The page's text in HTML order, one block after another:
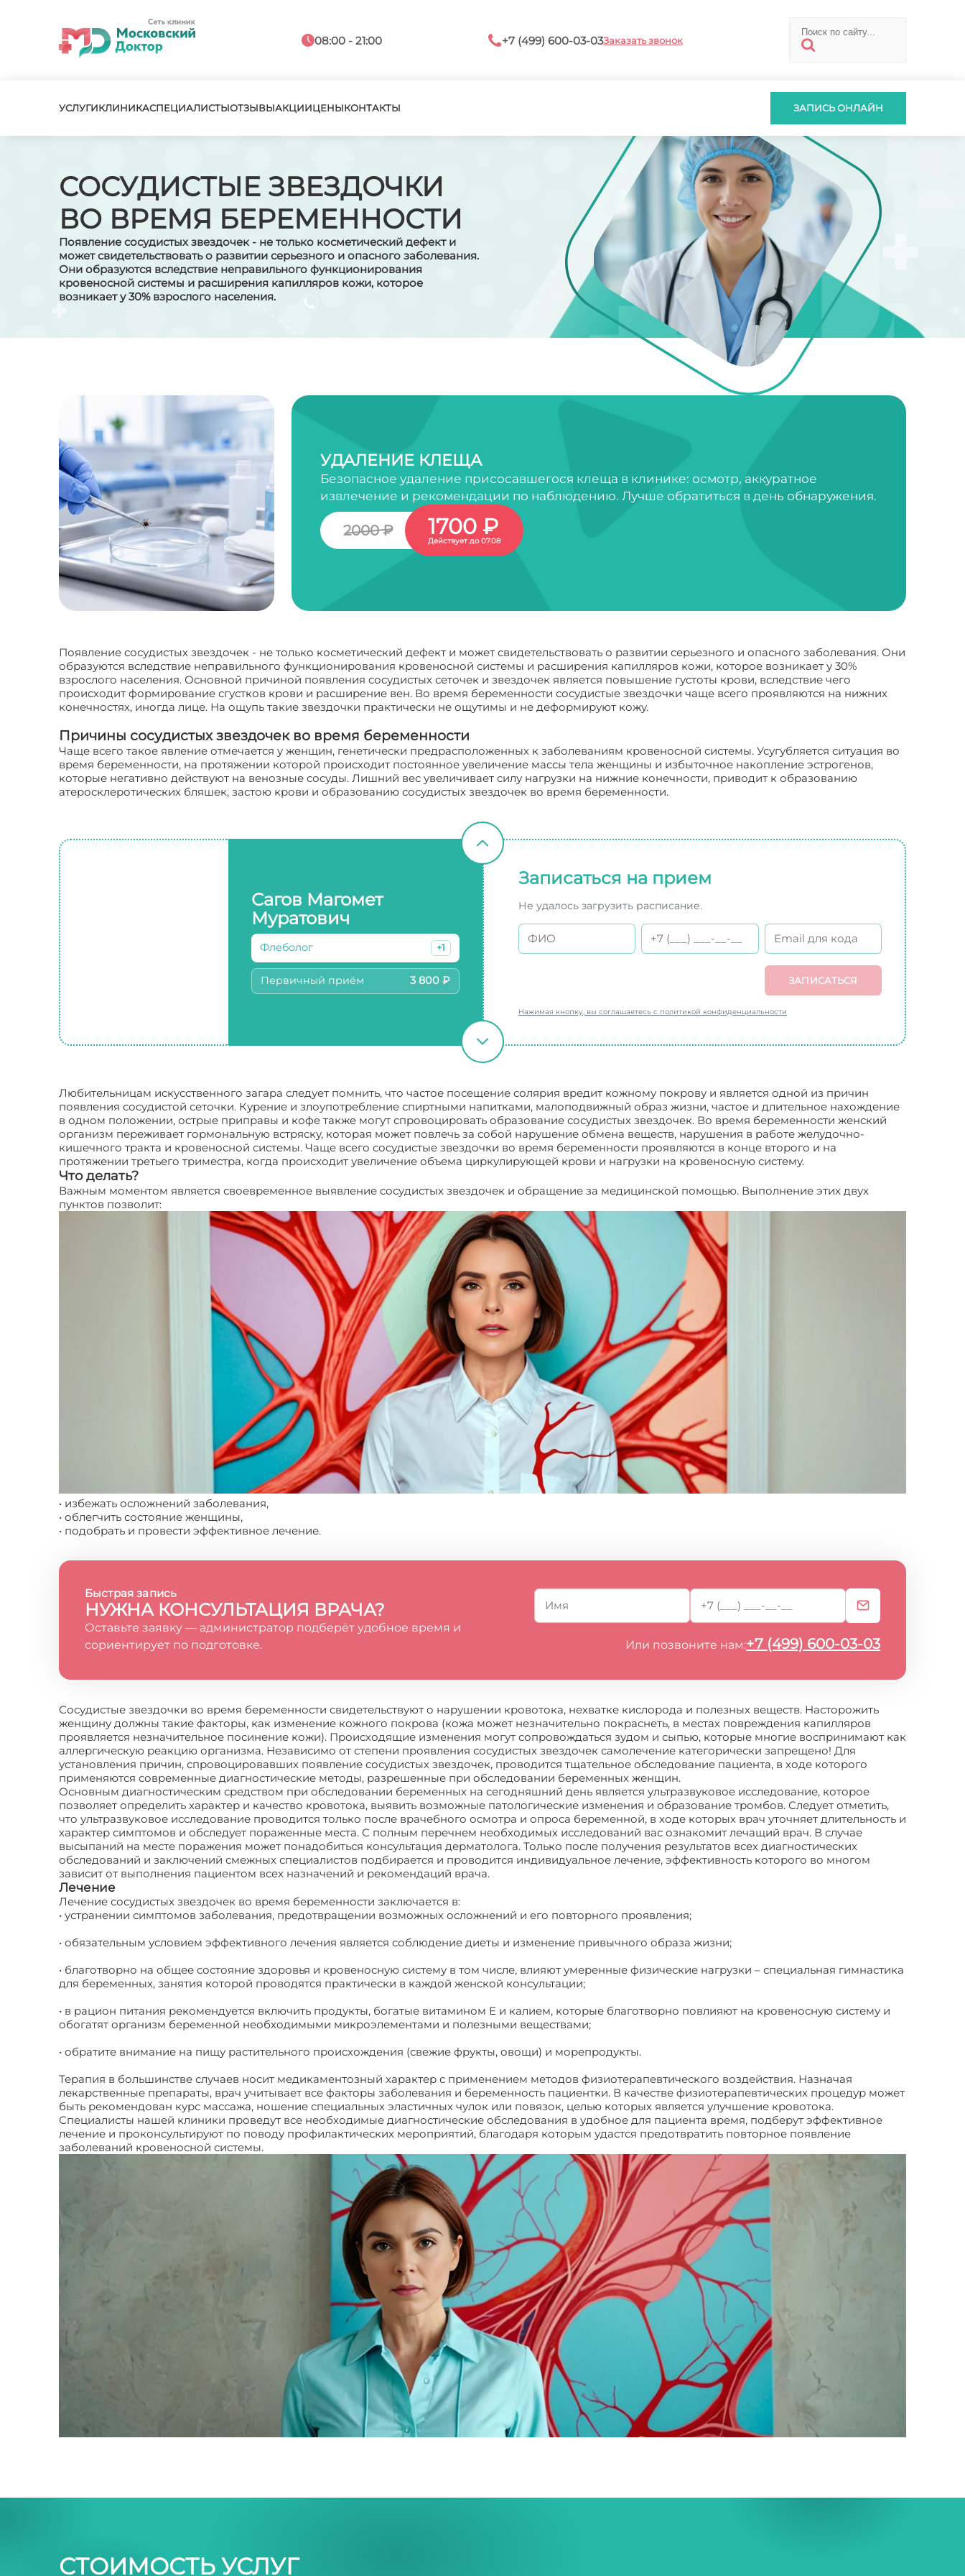
08:00 - 21:00 +7 (499) 600-03-03Заказать звонок
УСЛУГИКЛИНИКАСПЕЦИАЛИСТЫОТЗЫВЫАКЦИИЦЕНЫКОНТАКТЫ ЗАПИСЬ ОНЛАЙН
СОСУДИСТЫЕ ЗВЕЗДОЧКИ
ВО ВРЕМЯ БЕРЕМЕННОСТИ
Появление сосудистых звездочек - не только косметический дефект и
может свидетельствовать о развитии серьезного и опасного заболевания.
Они образуются вследствие неправильного функционирования
кровеносной системы и расширения капилляров кожи, которое
возникает у 30% взрослого населения.
УДАЛЕНИЕ КЛЕЩА
Безопасное удаление присосавшегося клеща в клинике: осмотр, аккуратное
извлечение и рекомендации по наблюдению. Лучше обратиться в день обнаружения.
2000 ₽ 1700 ₽
Действует до 07.08
Появление сосудистых звездочек - не только косметический дефект и может свидетельствовать о развитии серьезного и опасного заболевания. Они
образуются вследствие неправильного функционирования кровеносной системы и расширения капилляров кожи, которое возникает у 30%
взрослого населения. Основной причиной появления сосудистых сеточек и звездочек является повышение густоты крови, вследствие чего
происходит формирование сгустков крови и расширение вен. Во время беременности сосудистые звездочки чаще всего проявляются на нижних
конечностях, иногда лице. На ощупь такие звездочки практически не ощутимы и не деформируют кожу.
Причины сосудистых звездочек во время беременности
Чаще всего такое явление отмечается у женщин, генетически предрасположенных к заболеваниям кровеносной системы. Усугубляется ситуация во
время беременности, на протяжении которой происходит постоянное увеличение массы тела женщины и избыточное накопление эстрогенов,
которые негативно действуют на венозные сосуды. Лишний вес увеличивает силу нагрузки на нижние конечности, приводит к образованию
атеросклеротических бляшек, застою крови и образованию сосудистых звездочек во время беременности.
Сагов Магомет
Муратович
Флеболог +1
Первичный приём 3 800 ₽
Записаться на прием
Не удалось загрузить расписание.
ЗАПИСАТЬСЯ
Нажимая кнопку, вы соглашаетесь с политикой конфиденциальности
Любительницам искусственного загара следует помнить, что частое посещение солярия вредит кожному покрову и является одной из причин
появления сосудистой сеточки. Курение и злоупотребление спиртными напитками, малоподвижный образ жизни, частое и длительное нахождение
в одном положении, острые приправы и кофе также могут спровоцировать образование сосудистых звездочек. Во время беременности женский
организм переживает гормональную встряску, которая может повлечь за собой нарушение обмена веществ, нарушения в работе желудочно-
кишечного тракта и кровеносной системы. Чаще всего сосудистые звездочки во время беременности проявляются в конце второго и на
протяжении третьего триместра, когда происходит увеличение объема циркулирующей крови и нагрузки на кровеносную систему.
Что делать?
Важным моментом является своевременное выявление сосудистых звездочек и обращение за медицинской помощью. Выполнение этих двух
пунктов позволит:
• избежать осложнений заболевания,
• облегчить состояние женщины,
• подобрать и провести эффективное лечение.
Быстрая запись
НУЖНА КОНСУЛЬТАЦИЯ ВРАЧА?
Оставьте заявку — администратор подберёт удобное время и
сориентирует по подготовке.
Или позвоните нам:+7 (499) 600-03-03
Сосудистые звездочки во время беременности свидетельствуют о нарушении кровотока, нехватке кислорода и полезных веществ. Насторожить
женщину должны такие факторы, как изменение кожного покрова (кожа может незначительно покраснеть, в местах повреждения капилляров
проявляется незначительное посинение кожи). Происходящие изменения могут сопровождаться зудом и сыпью, которые многие воспринимают как
аллергическую реакцию организма. Независимо от степени проявления сосудистых звездочек самолечение категорически запрещено! Для
установления причин, спровоцировавших появление сосудистых звездочек, проводится тщательное обследование пациента, в ходе которого
применяются современные диагностические методы, разрешенные при обследовании беременных женщин.
Основным диагностическим средством при обследовании беременных на сегодняшний день является ультразвуковое исследование, которое
позволяет определить характер и качество кровотока, выявить возможные патологические изменения и образование тромбов. Следует отметить,
что ультразвуковое исследование проводится только после врачебного осмотра и опроса беременной, в ходе которых врач уточняет длительность и
характер симптомов и обследует пораженные места. С полным перечнем необходимых исследований вас ознакомит лечащий врач. В случае
высыпаний на месте поражения может понадобиться консультация дерматолога. Только после получения результатов всех диагностических
обследований и заключений смежных специалистов подбирается и проводится индивидуальное лечение, эффективность которого во многом
зависит от выполнения пациентом всех назначений и рекомендаций врача.
Лечение
Лечение сосудистых звездочек во время беременности заключается в:
• устранении симптомов заболевания, предотвращении возможных осложнений и его повторного проявления;
• обязательным условием эффективного лечения является соблюдение диеты и изменение привычного образа жизни;
• благотворно на общее состояние здоровья и кровеносную систему в том числе, влияют умеренные физические нагрузки – специальная гимнастика
для беременных, занятия которой проводятся практически в каждой женской консультации;
• в рацион питания рекомендуется включить продукты, богатые витамином Е и калием, которые благотворно повлияют на кровеносную систему и
обогатят организм беременной необходимыми микроэлементами и полезными веществами;
• обратите внимание на пищу растительного происхождения (свежие фрукты, овощи) и морепродукты.
Терапия в большинстве случаев носит медикаментозный характер с применением методов физиотерапевтического воздействия. Назначая
лекарственные препараты, врач учитывает все факторы заболевания и беременность пациентки. В качестве физиотерапевтических процедур может
быть рекомендован курс массажа, ношение специальных эластичных чулок или повязок, целью которых является улучшение кровотока.
Специалисты нашей клиники проведут все необходимые диагностические обследования в удобное для пациента время, подберут эффективное
лечение и проконсультируют по поводу профилактических мероприятий, благодаря которым удастся предотвратить повторное появление
заболеваний кровеносной системы.
СТОИМОСТЬ УСЛУГ